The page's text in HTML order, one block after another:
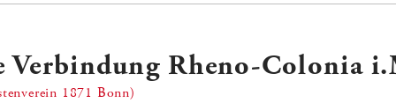
Verbindung Rheno-Colonia
1871 Bonn)